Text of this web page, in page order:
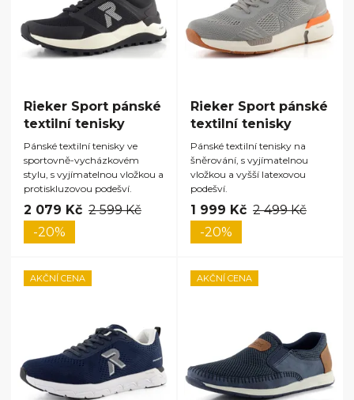
Rieker Sport pánské
textilní tenisky
Pánské textilní tenisky ve
sportovně-vycházkovém
stylu, s vyjímatelnou vložkou a
protiskluzovou podešví.
2 079 Kč 2 599 Kč
-20%
Rieker Sport pánské
textilní tenisky
Pánské textilní tenisky na
šněrování, s vyjímatelnou
vložkou a vyšší latexovou
podešví.
1 999 Kč 2 499 Kč
-20%
AKČNÍ CENA AKČNÍ CENA